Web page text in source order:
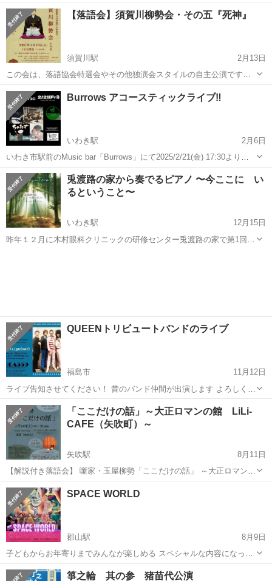
タルを開催いたします🌸 オペラと昭和歌謡の魅惑のコラボ❣️ 第1部で
は6カ国言語のオペラアリアと歌曲を🌹 第2部では古関裕而作品と昭和
の日本を彩った...
福島 福島市 福島駅 コンサート/ショー テノール
【落語会】須賀川柳勢会・その五『死神』
須賀川駅
2月13日
この会は、落語協会特選会やその他独演会スタイルの自主公演です。
五回目は、柳家喬太郎師匠より直伝の『死神』を申し上げます。 寄席
でもなく、ホール落語でもなく、地域寄席でもない、噺家自らが主催
し運営する勉強会。 ...
福島 須賀川市 コンサート/ショー
Burrows アコースティックライブ‼️
いわき駅
2月6日
いわき市駅前のMusic bar「Burrows」にて2025/2/21(金) 17:30よりア
コースティックライブを行います！ 詳細⬇️⬇️⬇️ 2/21（金） burrows
ACOUSTIC LIVE open 1...
福島 いわき市 いわき駅 コンサート/ショー
アコースティックライブ
兎渡路の家から奏でるピアノ 〜今ここに い
るということ〜
いわき駅
12月15日
昨年１２月に木村眼科クリニックの研修センター兎渡路の家で第1回目
QUEENトリビュートバンドのライブ
福島市
11月12日
ライブ告知させてください！ 昔のバンド仲間が出演します よろしくお
願いいたします QUEEN Tribute Band QUEER 福島初見参！
Supported by Rock Bar the D...
福島 福島市 コンサート/ショー ライブ
「ここだけの話」～大正ロマンの館 LiLi-
CAFE（矢吹町）～
矢吹駅
8月11日
【解説付き落語会】 噺家・玉屋柳勢「ここだけの話」 ～大正ロマンの
館・LiLiCAFE 矢吹町～ 自宅で稽古している雰囲気を味わってほしく
て、2020年からはじめた自主公演「ここだけの話」。 玉屋柳勢が落語
を...
福島 西白河郡
SPACE WORLD
郡山駅
8月9日
子どもからお年寄りまでみんなが楽しめる スペシャルな内容になって
ます^ - ^ 大人はもちろんお子さんや若い子達にも観てもらいたいな〜
皆さんどうぞ、家族やお友達お誘い合わせの上みんなで観に来てねー
福島 郡山市 郡山駅 コンサート/ショー
箏之輪 其の参 猪苗代公演